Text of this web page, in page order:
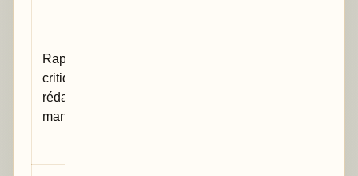
Rapport
critique, pas
rédaction du
manuscrit